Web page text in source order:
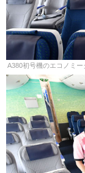
A380初号機のエコノミ